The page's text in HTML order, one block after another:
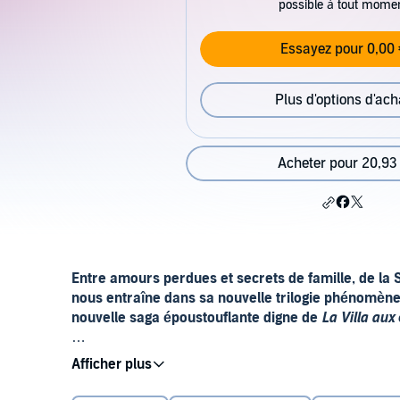
possible à tout
Essayez pour 0,00
Plus d'options
Acheter pour 20,93
Entre amours perdues et secrets de famille, de la
nous entraîne dans sa nouvelle trilogie
nouvelle saga époustouflante digne de La Villa aux
Franziska von Dranitz ne peut le croire : elle est
tourmente de la Seconde Guerre mondiale, elle et
©2017 / 2024 Blanvalet Verlag, a division of
Germany / Charleston, une marque des éditions